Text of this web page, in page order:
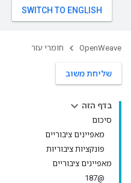
OpenWeave חומרי עזר
שליחת משוב
בדף הזה
סיכום
מאפיינים ציבוריים
פונקציות ציבוריות
מאפיינים ציבוריים
@187